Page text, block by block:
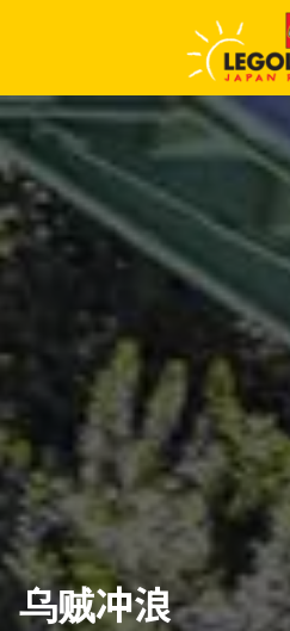
主
要
内
容
乌贼冲浪